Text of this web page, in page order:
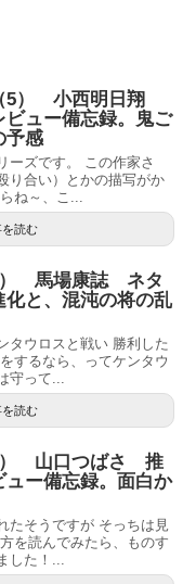
5） 小西明日翔
ュー備忘録。鬼ご
予感
ーズです。 この作家さ
り合い）とかの描写がか
ね～、こ...
読む
） 馬場康誌 ネタ
と、混沌の将の乱
タウロスと戦い 勝利した
するなら、ってケンタウ
守って...
読む
） 山口つばさ 推
ュー備忘録。面白か
たそうですが そっちは見
を読んでみたら、ものす
した！...